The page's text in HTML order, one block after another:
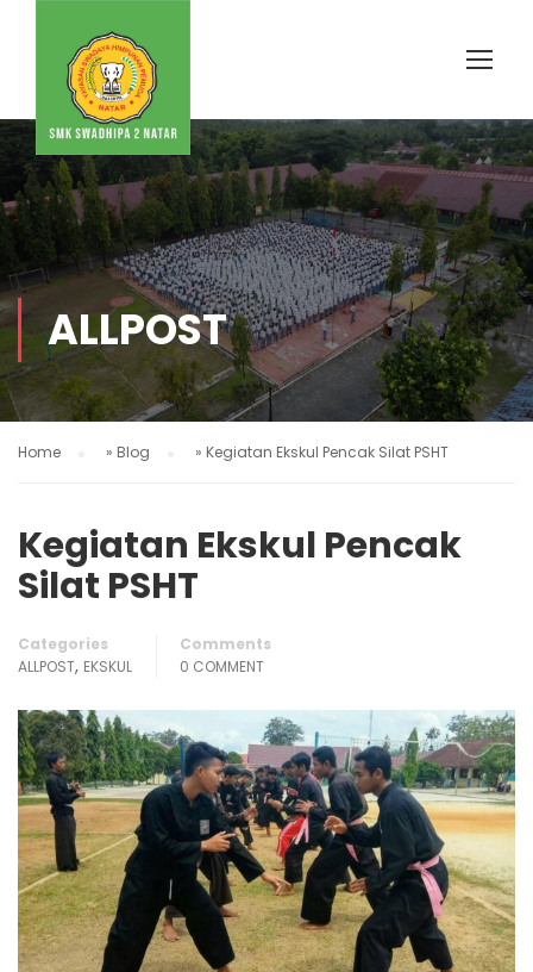
ALLPOST
Home » Blog » Kegiatan Ekskul Pencak Silat PSHT
Kegiatan Ekskul Pencak
Silat PSHT
Categories
ALLPOST, EKSKUL
Comments
0 COMMENT